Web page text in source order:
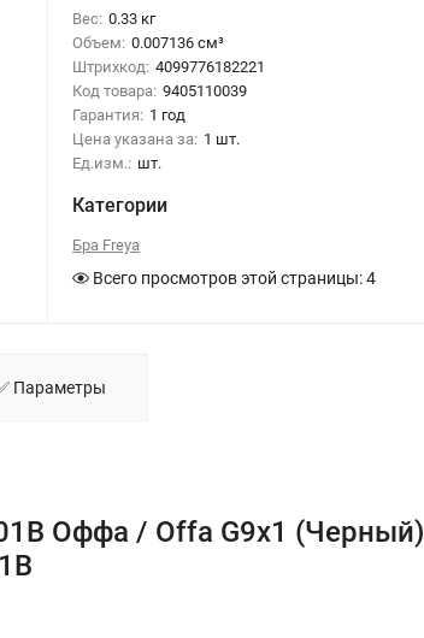
Вес: 0.33 кг
Объем: 0.007136 см³
Штрихкод: 4099776182221
Код товара: 9405110039
Гарантия: 1 год
Цена указана за: 1 шт.
Ед.изм.: шт.
Категории
Бра Freya
Всего просмотров этой страницы:4
Параметры
Оффа / Offa G9x1 (Черный)